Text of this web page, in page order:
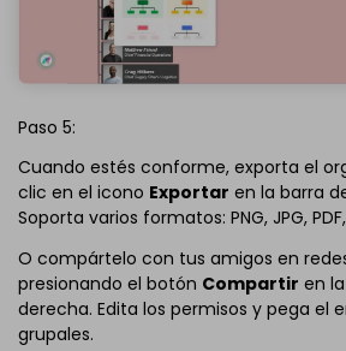
Paso 5:
Cuando estés conforme, exporta el
clic en el icono Exportar en la barra
Soporta varios formatos: PNG, JPG,
O compártelo con tus amigos en
presionando el botón Compartir en
derecha. Edita los permisos y pega el
grupales.